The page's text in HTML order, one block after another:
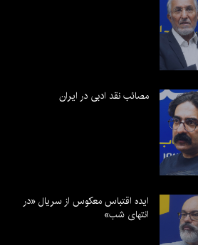
مصائب نقد ادبی در ایران
ایده اقتباس معکوس از سریال «در
انتهای شب»